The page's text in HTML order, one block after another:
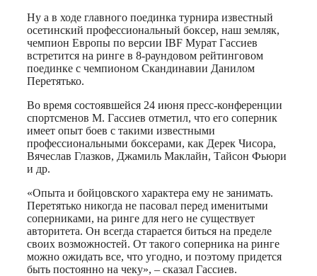
Ну а в ходе главного поединка турнира известный
осетинский профессиональный боксер, наш земляк,
чемпион Европы по версии IBF Мурат Гассиев
встретится на ринге в 8-раундовом рейтинговом
поединке с чемпионом Скандинавии Данилом
Перетятько.
Во время состоявшейся 24 июня пресс-конференции
спортсменов М. Гассиев отметил, что его соперник
имеет опыт боев с такими известными
профессиональными боксерами, как Дерек Чисора,
Вячеслав Глазков, Джамиль Маклайн, Тайсон Фьюри
и др.
«Опыта и бойцовского характера ему не занимать.
Перетятько никогда не пасовал перед именитыми
соперниками, на ринге для него не существует
авторитета. Он всегда старается биться на пределе
своих возможностей. От такого соперника на ринге
можно ожидать все, что угодно, и поэтому придется
быть постоянно на чеку», – сказал Гассиев.